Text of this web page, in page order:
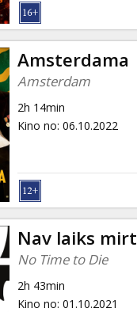
Amsterdama
Amsterdam
2h 14min
Kino no: 06.10.2022
Nav laiks mirt
No Time to Die
2h 43min
Kino no: 01.10.2021